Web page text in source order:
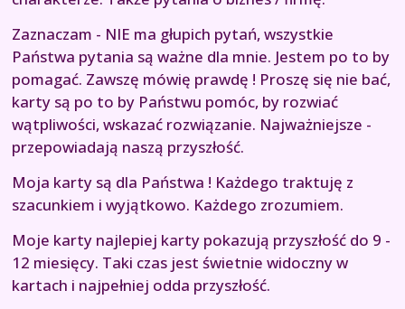
Zaznaczam - NIE ma głupich pytań, wszystkie
Państwa pytania są ważne dla mnie. Jestem po to by
pomagać. Zawszę mówię prawdę ! Proszę się nie bać,
karty są po to by Państwu pomóc, by rozwiać
wątpliwości, wskazać rozwiązanie. Najważniejsze -
przepowiadają naszą przyszłość.
Moja karty są dla Państwa ! Każdego traktuję z
szacunkiem i wyjątkowo. Każdego zrozumiem.
Moje karty najlepiej karty pokazują przyszłość do 9 -
12 miesięcy. Taki czas jest świetnie widoczny w
kartach i najpełniej odda przyszłość.